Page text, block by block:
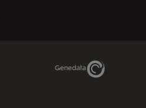
Genedata Link